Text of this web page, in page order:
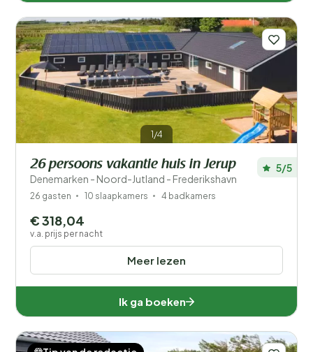
Nederland (709)
Noorwegen (14)
Oostenrijk (241)
Polen (222)
Portugal (119)
Slovenië (14)
Spanje (1480)
Tsjechië (27)
Verenigd Koninkrijk (53)
Zweden (15)
Zwitserland (80)
1/4
26 persoons vakantie huis in Jerup
Denemarken - Noord-Jutland - Frederikshavn
5/5
26 gasten 10 slaapkamers 4 badkamers
Meer lezen
€ 318,04
v.a. prijs per nacht
Ik ga boeken